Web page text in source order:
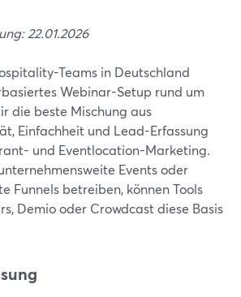
22.01.2026
Teams in Deutschland
Webinar-Setup rund um
die beste Mischung aus
Einfachheit und Lead-Erfassung
und Eventlocation-Marketing.
Events oder
Funnels betreiben, können Tools
Demio oder Crowdcast diese Basis